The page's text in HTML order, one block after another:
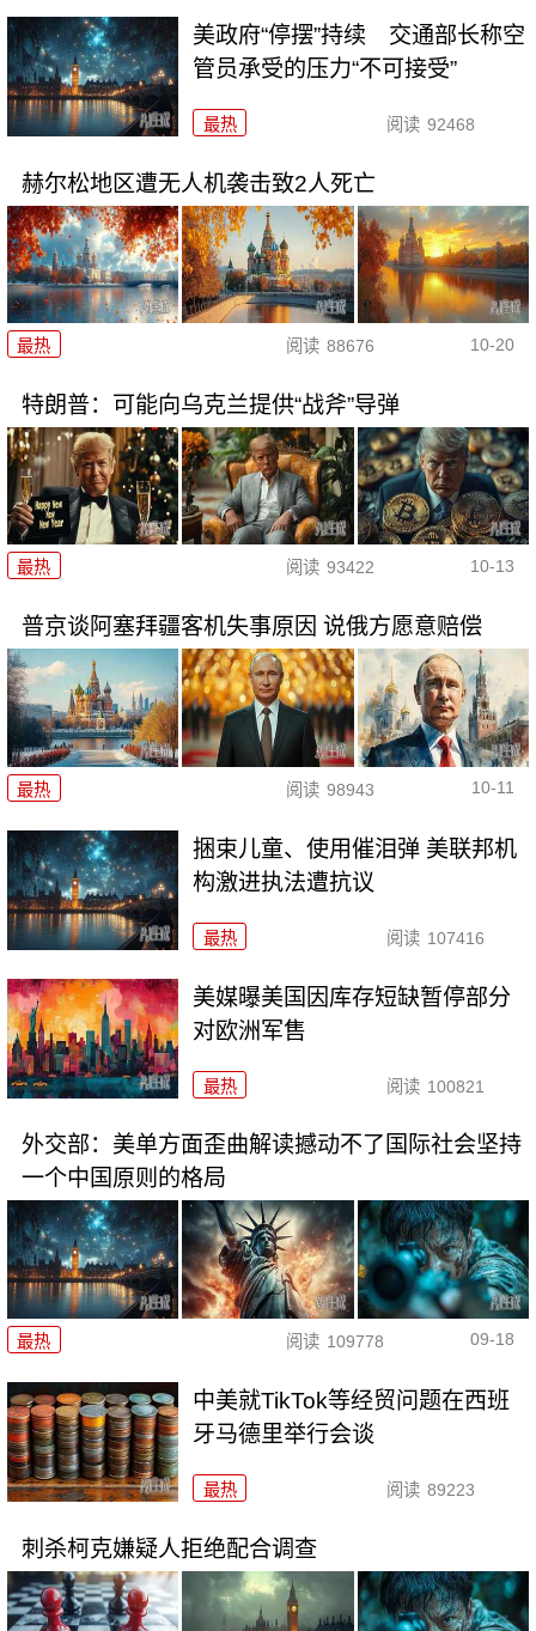
美政府“停摆”持续 交通部长称空
管员承受的压力“不可接受”
最热 阅读 92468
赫尔松地区遭无人机袭击致2人死亡
最热 阅读 88676 10-20
特朗普：可能向乌克兰提供“战斧”导弹
最热 阅读 93422 10-13
普京谈阿塞拜疆客机失事原因 说俄方愿意赔偿
最热 阅读 98943 10-11
捆束儿童、使用催泪弹 美联邦机
构激进执法遭抗议
最热 阅读 107416
美媒曝美国因库存短缺暂停部分
对欧洲军售
最热 阅读 100821
外交部：美单方面歪曲解读撼动不了国际社会坚持
一个中国原则的格局
最热 阅读 109778 09-18
中美就TikTok等经贸问题在西班
牙马德里举行会谈
最热 阅读 89223
刺杀柯克嫌疑人拒绝配合调查